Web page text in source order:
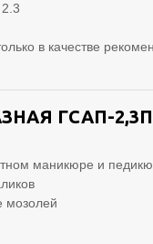
в качестве
ГСАП-
маникюре и
мозолей